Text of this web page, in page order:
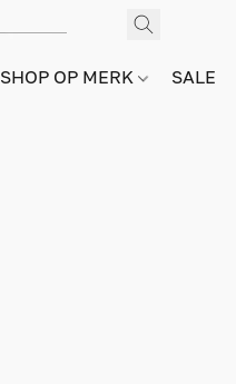
SHOP OP MERK SALE